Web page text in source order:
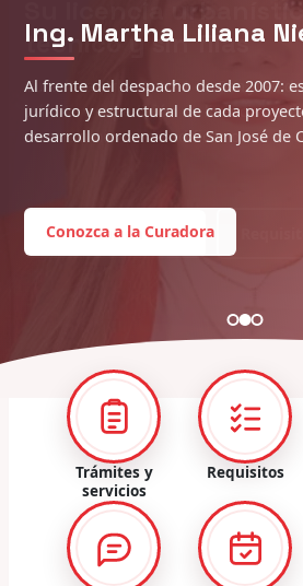
Ing. Martha Liliana
Al frente del despacho desde 2007:
jurídico y estructural de cada
desarrollo ordenado de San José de
Conozca a la Curadora
Trámites y
servicios
Requisitos